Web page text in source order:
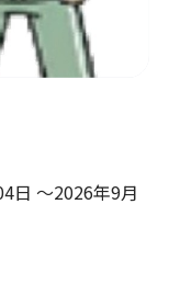
日 ～2026年9月